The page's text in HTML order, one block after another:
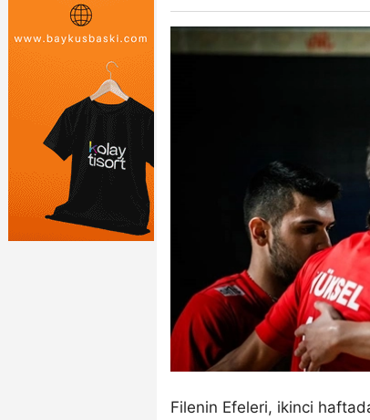
Filenin Efeleri, ikinci